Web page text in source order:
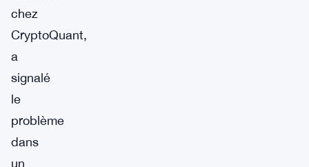
chez
CryptoQuant,
a
signalé
le
problème
dans
un